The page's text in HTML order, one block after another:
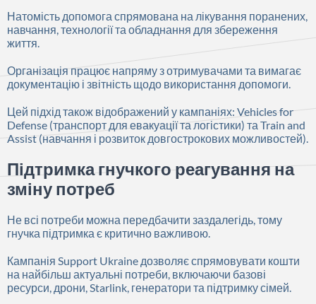
Натомість допомога спрямована на лікування поранених,
навчання, технології та обладнання для збереження
життя.
Організація працює напряму з отримувачами та вимагає
документацію і звітність щодо використання допомоги.
Цей підхід також відображений у кампаніях: Vehicles for
Defense (транспорт для евакуації та логістики) та Train and
Assist (навчання і розвиток довгострокових можливостей).
Підтримка гнучкого реагування на
зміну потреб
Не всі потреби можна передбачити заздалегідь, тому
гнучка підтримка є критично важливою.
Кампанія Support Ukraine дозволяє спрямовувати кошти
на найбільш актуальні потреби, включаючи базові
ресурси, дрони, Starlink, генератори та підтримку сімей.